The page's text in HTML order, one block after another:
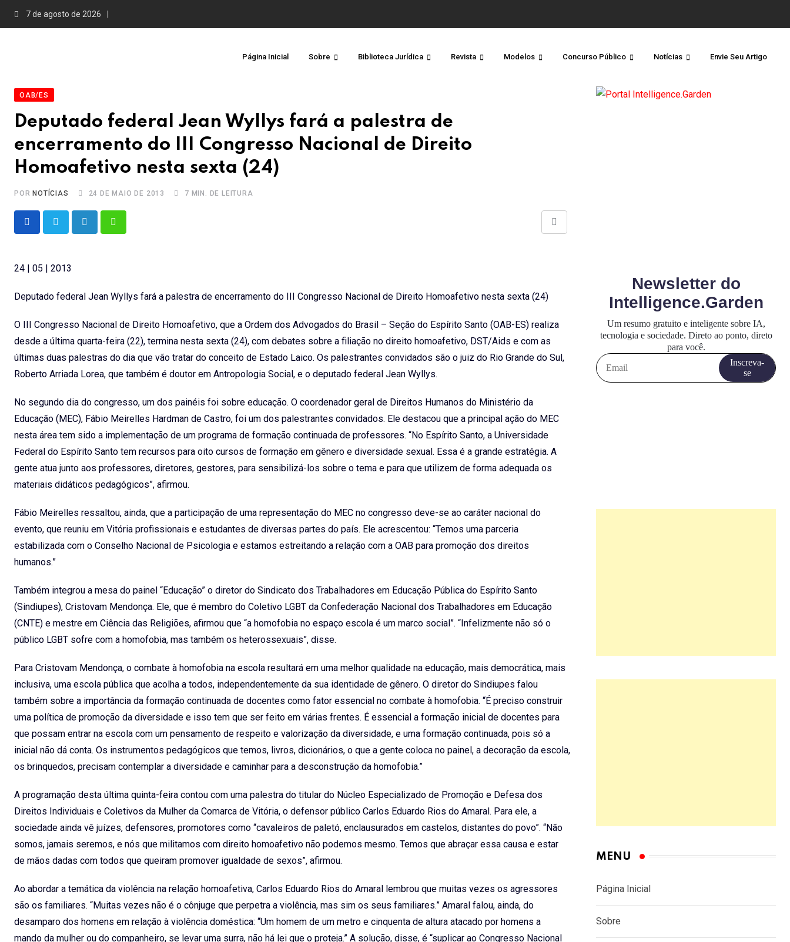
7 de agosto de 2026
Página Inicial Sobre Biblioteca Jurídica Revista Modelos Concurso Público Notícias Envie Seu Artigo
OAB/ES
Deputado federal Jean Wyllys fará a palestra de
encerramento do III Congresso Nacional de Direito
Homoafetivo nesta sexta (24)
PORNOTÍCIAS 24 DE MAIO DE 2013 7 MIN. DE LEITURA
LinkedInWhatsapp
Share
24 | 05 | 2013
Deputado federal Jean Wyllys fará a palestra de encerramento do III Congresso Nacional de Direito Homoafetivo nesta sexta (24)
O III Congresso Nacional de Direito Homoafetivo, que a Ordem dos Advogados do Brasil – Seção do Espírito Santo (OAB-ES) realiza
desde a última quarta-feira (22), termina nesta sexta (24), com debates sobre a filiação no direito homoafetivo, DST/Aids e com as
últimas duas palestras do dia que vão tratar do conceito de Estado Laico. Os palestrantes convidados são o juiz do Rio Grande do Sul,
Roberto Arriada Lorea, que também é doutor em Antropologia Social, e o deputado federal Jean Wyllys.
No segundo dia do congresso, um dos painéis foi sobre educação. O coordenador geral de Direitos Humanos do Ministério da
Educação (MEC), Fábio Meirelles Hardman de Castro, foi um dos palestrantes convidados. Ele destacou que a principal ação do MEC
nesta área tem sido a implementação de um programa de formação continuada de professores. “No Espírito Santo, a Universidade
Federal do Espírito Santo tem recursos para oito cursos de formação em gênero e diversidade sexual. Essa é a grande estratégia. A
gente atua junto aos professores, diretores, gestores, para sensibilizá-los sobre o tema e para que utilizem de forma adequada os
materiais didáticos pedagógicos”, afirmou.
Fábio Meirelles ressaltou, ainda, que a participação de uma representação do MEC no congresso deve-se ao caráter nacional do
evento, que reuniu em Vitória profissionais e estudantes de diversas partes do país. Ele acrescentou: “Temos uma parceria
estabilizada com o Conselho Nacional de Psicologia e estamos estreitando a relação com a OAB para promoção dos direitos
humanos.”
Também integrou a mesa do painel “Educação” o diretor do Sindicato dos Trabalhadores em Educação Pública do Espírito Santo
(Sindiupes), Cristovam Mendonça. Ele, que é membro do Coletivo LGBT da Confederação Nacional dos Trabalhadores em Educação
(CNTE) e mestre em Ciência das Religiões, afirmou que “a homofobia no espaço escola é um marco social”. “Infelizmente não só o
público LGBT sofre com a homofobia, mas também os heterossexuais”, disse.
Para Cristovam Mendonça, o combate à homofobia na escola resultará em uma melhor qualidade na educação, mais democrática, mais
inclusiva, uma escola pública que acolha a todos, independentemente da sua identidade de gênero. O diretor do Sindiupes falou
também sobre a importância da formação continuada de docentes como fator essencial no combate à homofobia. “É preciso construir
uma política de promoção da diversidade e isso tem que ser feito em várias frentes. É essencial a formação inicial de docentes para
que possam entrar na escola com um pensamento de respeito e valorização da diversidade, e uma formação continuada, pois só a
inicial não dá conta. Os instrumentos pedagógicos que temos, livros, dicionários, o que a gente coloca no painel, a decoração da escola,
os brinquedos, precisam contemplar a diversidade e caminhar para a desconstrução da homofobia.”
A programação desta última quinta-feira contou com uma palestra do titular do Núcleo Especializado de Promoção e Defesa dos
Direitos Individuais e Coletivos da Mulher da Comarca de Vitória, o defensor público Carlos Eduardo Rios do Amaral. Para ele, a
sociedade ainda vê juízes, defensores, promotores como “cavaleiros de paletó, enclausurados em castelos, distantes do povo”. “Não
somos, jamais seremos, e nós que militamos com direito homoafetivo não podemos mesmo. Temos que abraçar essa causa e estar
de mãos dadas com todos que queiram promover igualdade de sexos”, afirmou.
Ao abordar a temática da violência na relação homoafetiva, Carlos Eduardo Rios do Amaral lembrou que muitas vezes os agressores
são os familiares. “Muitas vezes não é o cônjuge que perpetra a violência, mas sim os seus familiares.” Amaral falou, ainda, do
desamparo dos homens em relação à violência doméstica: “Um homem de um metro e cinquenta de altura atacado por homens a
mando da mulher ou do companheiro, se levar uma surra, não há lei que o proteja.” A solução, disse, é “suplicar ao Congresso Nacional
MENU
Página Inicial
Sobre